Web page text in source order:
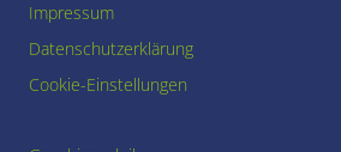
Impressum
Datenschutzerklärung
Cookie-Einstellungen